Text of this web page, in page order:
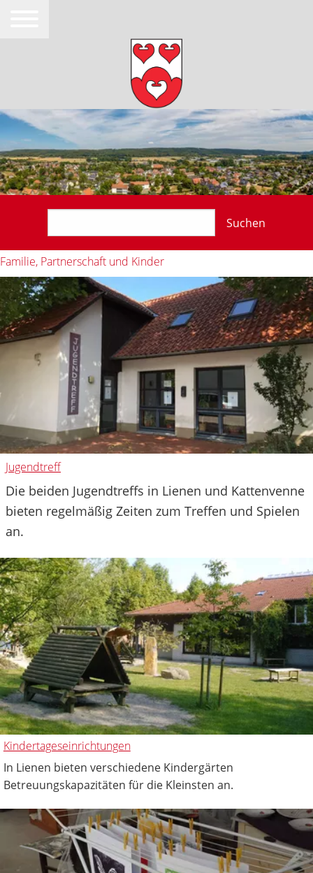
Suchen
Familie, Partnerschaft und Kinder
Jugendtreff
Die beiden Jugendtreffs in Lienen und Kattenvenne
bieten regelmäßig Zeiten zum Treffen und Spielen
an.
Kindertageseinrichtungen
In Lienen bieten verschiedene Kindergärten
Betreuungskapazitäten für die Kleinsten an.